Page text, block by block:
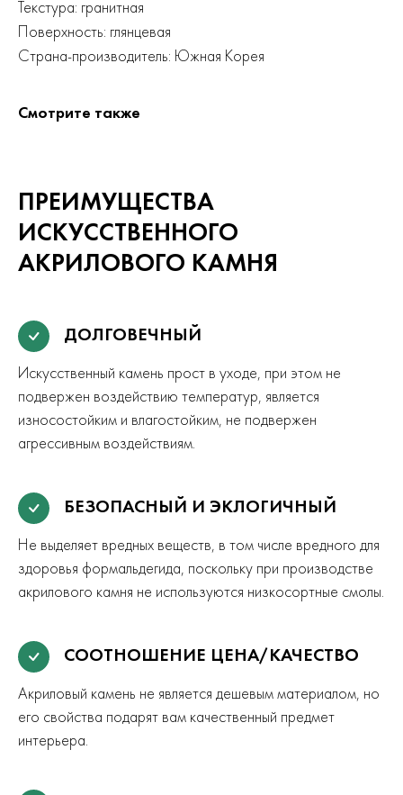
Текстура: гранитная
Поверхность: глянцевая
Страна-производитель: Южная Корея
Смотрите также
ПРЕИМУЩЕСТВА
ИСКУССТВЕННОГО
АКРИЛОВОГО КАМНЯ
ДОЛГОВЕЧНЫЙ
Искусственный камень прост в уходе, при этом не
подвержен воздействию температур, является
износостойким и влагостойким, не подвержен
агрессивным воздействиям.
БЕЗОПАСНЫЙ И ЭКЛОГИЧНЫЙ
Не выделяет вредных веществ, в том числе вредного для
здоровья формальдегида, поскольку при производстве
акрилового камня не используются низкосортные смолы.
СООТНОШЕНИЕ ЦЕНА/КАЧЕСТВО
Акриловый камень не является дешевым материалом, но
его свойства подарят вам качественный предмет
интерьера.